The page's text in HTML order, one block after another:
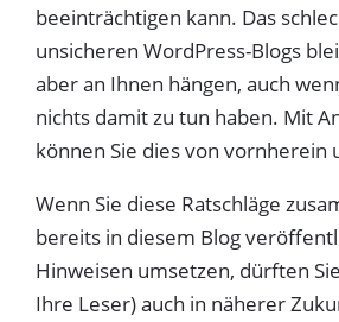
beeinträchtigen kann. Das
unsicheren WordPress-Blogs
aber an Ihnen hängen, auch
nichts damit zu tun haben. Mit
können Sie dies von vornherein
Wenn Sie diese Ratschläge
bereits in diesem Blog
Hinweisen umsetzen, dürften
Ihre Leser) auch in näherer